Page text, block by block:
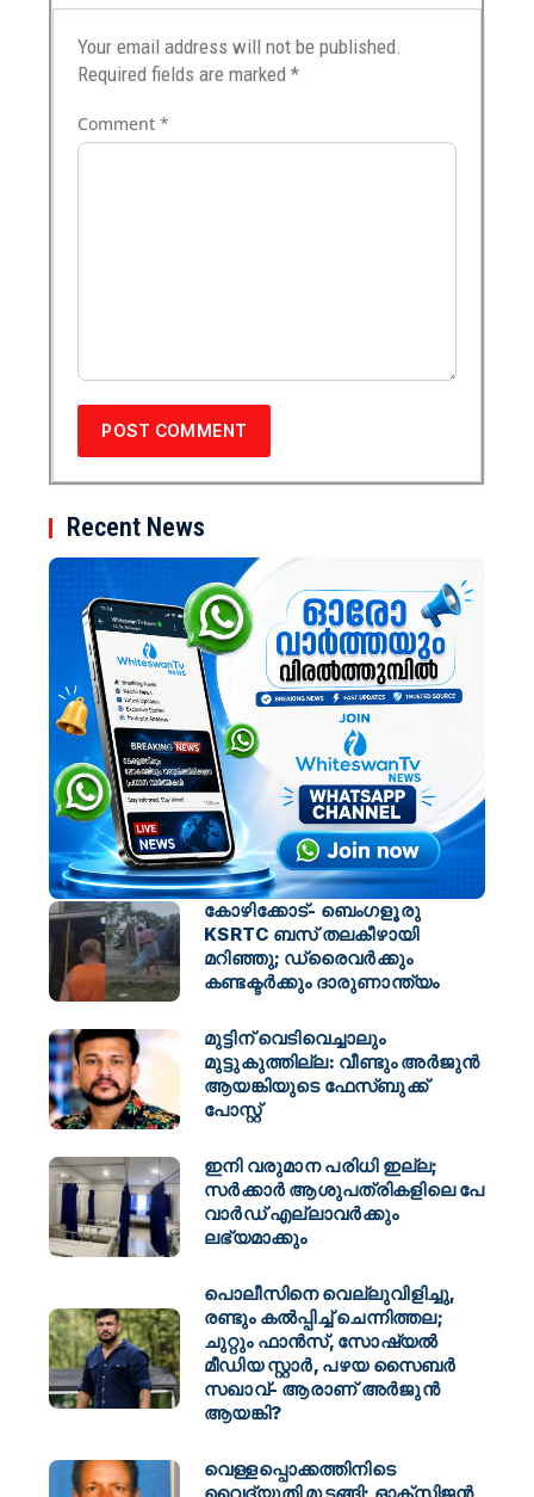
Your email address will not be published.
Required fields are marked*
Comment*
Recent News
കോഴിക്കോട്- ബെംഗളൂരു
KSRTC ബസ് തലകീഴായി
മറിഞ്ഞു; ഡ്രെെവർക്കും
കണ്ടക്ടർക്കും ദാരുണാന്ത്യം
മുട്ടിന് വെടിവെച്ചാലും
മുട്ടുകുത്തില്ല: വീണ്ടും അർജുൻ
ആയങ്കിയുടെ ഫേസ്ബുക്ക്
പോസ്റ്റ്
ഇനി വരുമാന പരിധി ഇല്ല;
സര്‍ക്കാര്‍ ആശുപത്രികളിലെ പേ
വാര്‍ഡ് എല്ലാവര്‍ക്കും
ലഭ്യമാക്കും
പൊലീസിനെ വെല്ലുവിളിച്ചു,
രണ്ടും കൽപ്പിച്ച് ചെന്നിത്തല;
ചുറ്റും ഫാൻസ്, സോഷ്യൽ
മീഡിയ സ്റ്റാർ, പഴയ സൈബർ
സഖാവ്- ആരാണ് അർജുൻ
ആയങ്കി?
വെള്ളപ്പൊക്കത്തിനിടെ